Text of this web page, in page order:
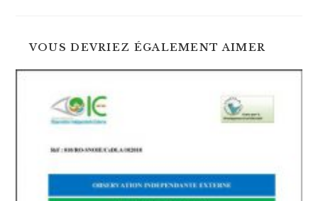
VOUS DEVRIEZ ÉGALEMENT AIMER